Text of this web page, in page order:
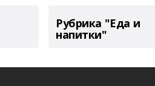
Рубрика "Еда и
напитки"